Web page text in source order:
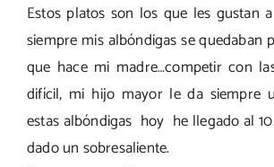
Estos platos son los que les gustan
siempre mis albóndigas se quedaban
que hace mi madre…competir con
difícil, mi hijo mayor le da siempre
estas albóndigas hoy he llegado al
dado un sobresaliente.